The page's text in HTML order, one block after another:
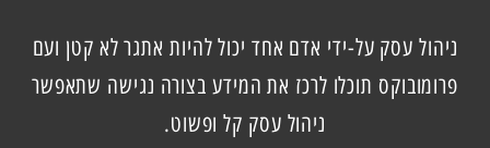
ניהול עסק על-ידי אדם אחד יכול להיות אתגר לא קטן ועם
פרומובוקס תוכלו לרכז את המידע בצורה נגישה שתאפשר
ניהול עסק קל ופשוט.